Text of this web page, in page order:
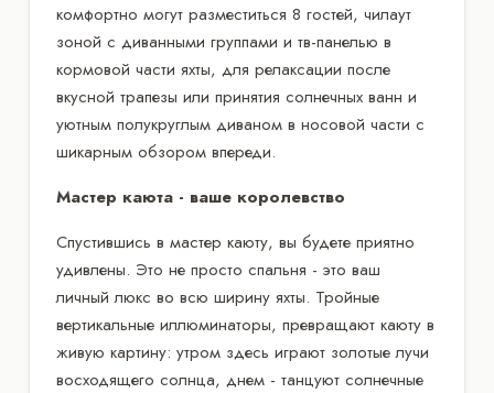
комфортно могут разместиться 8 гостей, чилаут
зоной с диванными группами и тв-панелью в
кормовой части яхты, для релаксации после
вкусной трапезы или принятия солнечных ванн и
уютным полукруглым диваном в носовой части с
шикарным обзором впереди.
Мастер каюта - ваше королевство
Спустившись в мастер каюту, вы будете приятно
удивлены. Это не просто спальня - это ваш
личный люкс во всю ширину яхты. Тройные
вертикальные иллюминаторы, превращают каюту в
живую картину: утром здесь играют золотые лучи
восходящего солнца, днем - танцуют солнечные